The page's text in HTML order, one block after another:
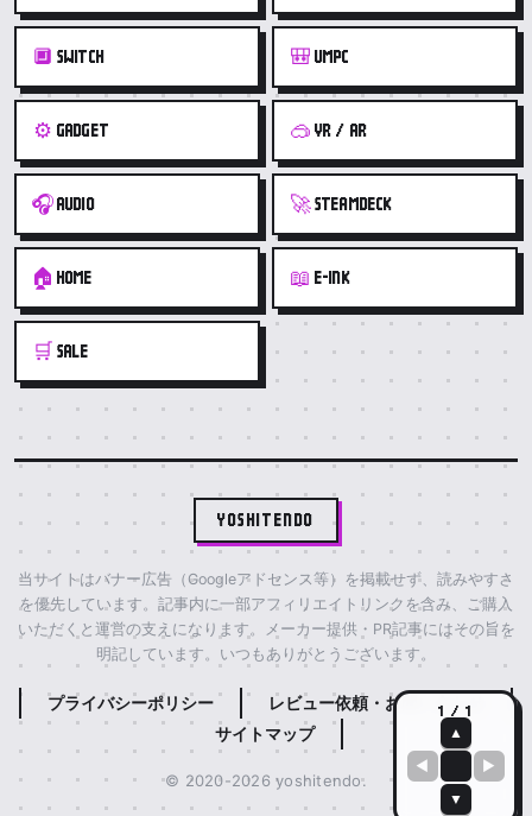
🔲 SWITCH 🎒 UMPC
⚙️ GADGET 🥽 VR / AR
🎧 AUDIO 🚀 STEAMDECK
🏠 HOME 📖 E-INK
🛒 SALE
YOSHITENDO
当サイトはバナー広告（Googleアドセンス等）を掲載せず、読みやすさ
を優先しています。記事内に一部アフィリエイトリンクを含み、ご購入
いただくと運営の支えになります。メーカー提供・PR記事にはその旨を
明記しています。いつもありがとうございます。
プライバシーポリシー
レビュー依頼・お問い合わせ
サイトマップ
© 2020-2026 yoshitendo.
1 / 1
▲
◀ ▶
▼